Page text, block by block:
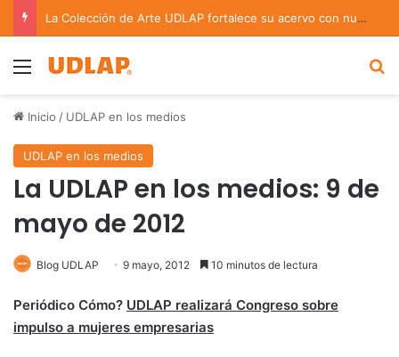
La Colección de Arte UDLAP fortalece su acervo con nuevas obras de artistas emergentes y consolidados
Menu
Inicio / UDLAP en los medios
UDLAP en los medios
La UDLAP en los medios: 9 de
mayo de 2012
Blog UDLAP 9 mayo, 2012 10 minutos de lectura
Periódico Cómo? UDLAP realizará Congreso sobre
impulso a mujeres empresarias